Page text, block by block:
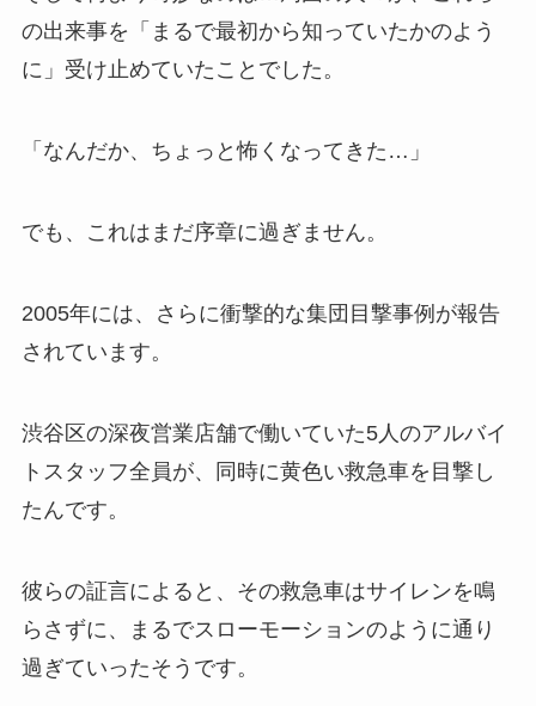
の出来事を「まるで最初から知っていたかのよう
に」受け止めていたことでした。
「なんだか、ちょっと怖くなってきた…」
でも、これはまだ序章に過ぎません。
2005年には、さらに衝撃的な集団目撃事例が報告
されています。
渋谷区の深夜営業店舗で働いていた5人のアルバイ
トスタッフ全員が、同時に黄色い救急車を目撃し
たんです。
彼らの証言によると、その救急車はサイレンを鳴
らさずに、まるでスローモーションのように通り
過ぎていったそうです。